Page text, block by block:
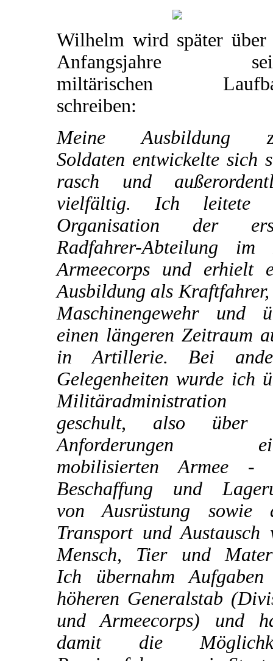
Wilhelm wird später über
Anfangsjahre
miltärischen
schreiben:
Meine Ausbildung
Soldaten entwickelte sich
rasch und
vielfältig. Ich leitete
Organisation der
Radfahrer-Abteilung
Armeecorps und erhielt
Ausbildung als Kraftfahrer,
Maschinengewehr und
einen längeren Zeitraum
in Artillerie. Bei
Gelegenheiten wurde ich
Militäradministration
geschult, also über
Anforderungen
mobilisierten Armee -
Beschaffung und
von Ausrüstung sowie
Transport und Austausch
Mensch, Tier und
Ich übernahm
höheren Generalstab
und Armeecorps) und
damit die